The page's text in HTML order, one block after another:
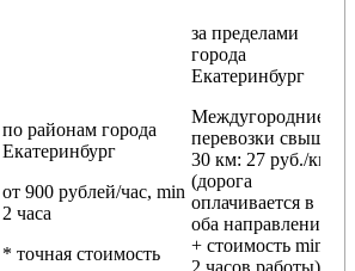
по районам города
Екатеринбург
от 900 рублей/час, min
2 часа
* точная стоимость
за пределами
города
Екатеринбург
Междугородние
перевозки свыше
30 км: 27 руб./км
(дорога
оплачивается в
оба направления
+ стоимость min